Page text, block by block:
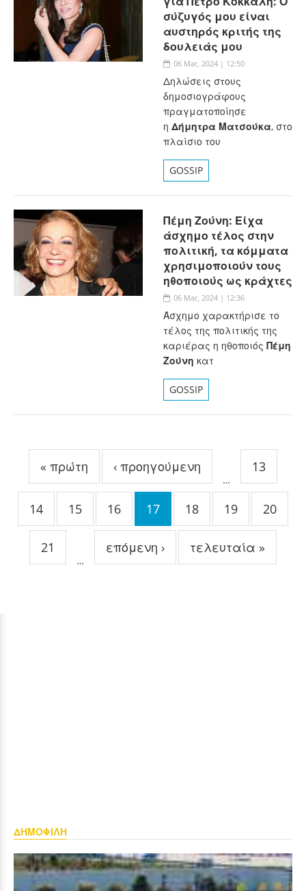
σύζυγός μου είναι
αυστηρός κριτής της
δουλειάς μου
06 Mar, 2024 | 12:50
Δηλώσεις στους
δημοσιογράφους
πραγματοποίησε
η Δήμητρα Ματσούκα, στο
πλαίσιο του
GOSSIP
Πέμη Ζούνη: Είχα
άσχημο τέλος στην
πολιτική, τα κόμματα
χρησιμοποιούν τους
ηθοποιούς ως κράχτες
06 Mar, 2024 | 12:36
Άσχημο χαρακτήρισε το
τέλος της πολιτικής της
καριέρας η ηθοποιός Πέμη
Ζούνη κατ
GOSSIP
« πρώτη ‹ προηγούμενη
…
13
14 15 16 17 18 19 20
21
…
επόμενη › τελευταία »
ΔΗΜΟΦΙΛΗ